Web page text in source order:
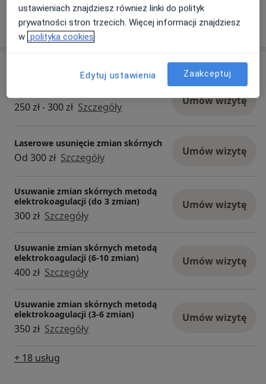
Pokaż więcej aktualności (3)
250 zł - 300 zł Szczegóły Umów wizytę
Laserowe usunięcie zmian skórnych
Od 300 zł Szczegóły Umów wizytę
Usuwanie zmian skórnych metodą
elektrokoagulacji (do 3 zmian)
300 zł Szczegóły
Umów wizytę
Usuwanie zmian skórnych metodą
elektrokoagulacji (6-10 zmian)
400 zł Szczegóły
Umów wizytę
Usuwanie zmian skórnych metodą
elektrokoagulacji (3-6 zmian)
350 zł Szczegóły
Umów wizytę
+ 18 usług
ustawieniach znajdziesz również linki do polityk
prywatności stron trzecich. Więcej informacji znajdziesz
w polityka cookies
Edytuj ustawienia Zaakceptuj